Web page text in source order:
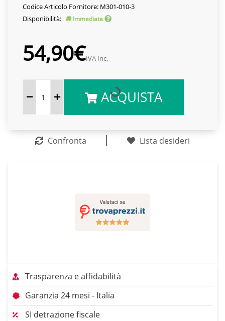
Codice Articolo Fornitore: M301-010-3
Disponibilità:
Immediata
54,90€IVA Inc.
ACQUISTA
Confronta Lista desideri
Trasparenza e affidabilità
Garanzia 24 mesi - Italia
SI detrazione fiscale